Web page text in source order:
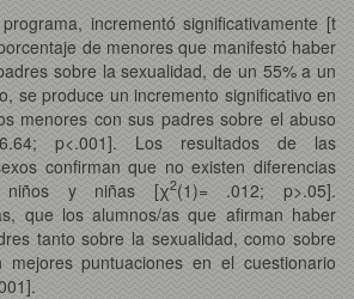
incrementó significativamente [t
de menores que manifestó haber
sobre la sexualidad, de un 55% a un
se produce un incremento significativo en
menores con sus padres sobre el abuso
p<.001]. Los resultados de las
confirman que no existen diferencias
niños y niñas [χ2(1)= .012; p>.05].
que los alumnos/as que afirman haber
tanto sobre la sexualidad, como sobre
mejores puntuaciones en el cuestionario